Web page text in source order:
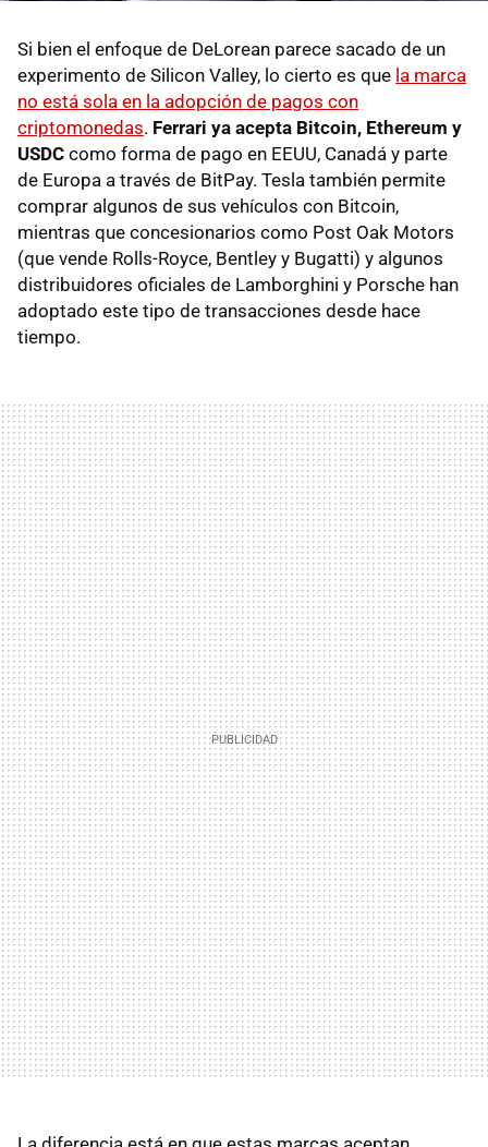
Si bien el enfoque de DeLorean parece sacado de un
experimento de Silicon Valley, lo cierto es que la marca
no está sola en la adopción de pagos con
criptomonedas. Ferrari ya acepta Bitcoin, Ethereum y
USDC como forma de pago en EEUU, Canadá y parte
de Europa a través de BitPay. Tesla también permite
comprar algunos de sus vehículos con Bitcoin,
mientras que concesionarios como Post Oak Motors
(que vende Rolls-Royce, Bentley y Bugatti) y algunos
distribuidores oficiales de Lamborghini y Porsche han
adoptado este tipo de transacciones desde hace
tiempo.